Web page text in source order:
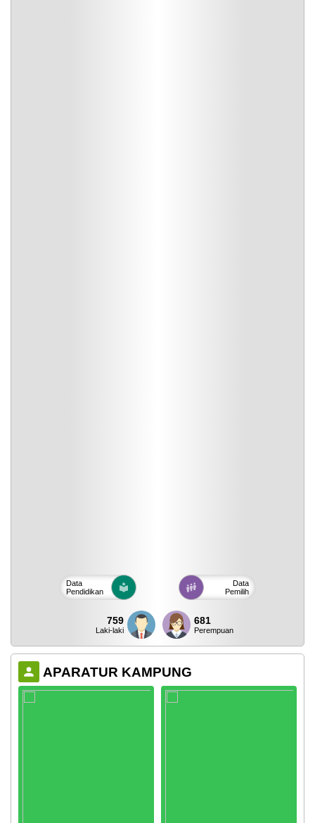
759
Laki-laki
681
Perempuan
Data
Pendidikan
Data
Pemilih
APARATUR KAMPUNG